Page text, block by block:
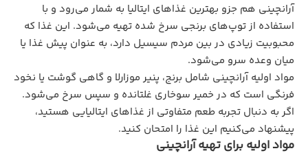
آرانچینی هم جزو بهترین غذاهای ایتالیا به شمار می‌رود و با
استفاده از توپ‌های برنجی سرخ شده تهیه می‌شود. این غذا که
محبوبیت زیادی در بین مردم سیسیل دارد، به عنوان پیش غذا یا
میان وعده سرو می‌شود.
مواد اولیه آرانچینی شامل برنج، پنیر موزارلا و گاهی گوشت یا نخود
فرنگی است که در خمیر سوخاری غلتانده و سپس سرخ می‌شود.
اگر به دنبال تجربه طعم متفاوتی از غذاهای ایتالیایی هستید،
پیشنهاد می‌کنیم این غذا را امتحان کنید.
مواد اولیه برای تهیه آرانچینی